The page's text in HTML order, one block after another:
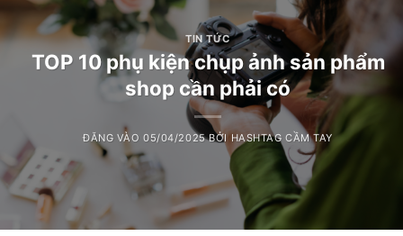
TIN TỨC
TOP 10 phụ kiện chụp ảnh sản phẩm
shop cần phải có
ĐĂNG VÀO05/04/2025 BỞI HASHTAG CẦM TAY